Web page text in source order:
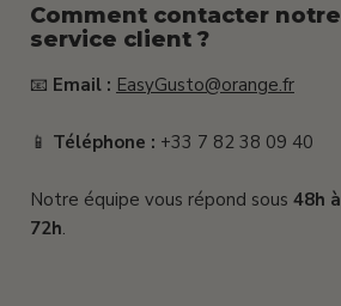
Comment contacter notre
service client ?
📧 Email : EasyGusto@orange.fr
📱 Téléphone : +33 7 82 38 09 40
Notre équipe vous répond sous 48h à
72h.